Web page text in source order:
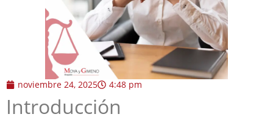
noviembre 24, 2025 4:48 pm
Introducción